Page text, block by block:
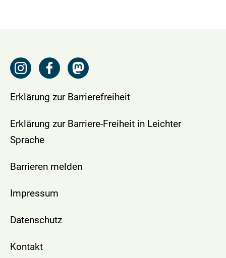
Erklärung zur Barrierefreiheit
Erklärung zur Barriere-Freiheit in Leichter
Sprache
Barrieren melden
Impressum
Datenschutz
Kontakt